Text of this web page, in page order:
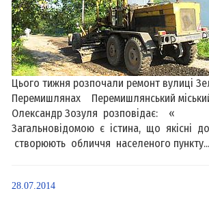
Цього тижня розпочали ремонт вулиці
Перемишлянах Перемишлянський
Олександр Зозуля розповідає: «
Загальновідомою є істина, що якісні
створюють обличчя населеного
28.07.2014